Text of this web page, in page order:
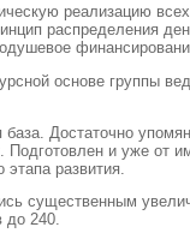
реализацию
распределения
основе группы
Достаточно
и уже от
развития.
существенным
до 240.